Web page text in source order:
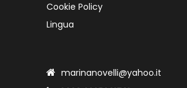
Cookie Policy
Lingua
marinanovelli@yahoo.it